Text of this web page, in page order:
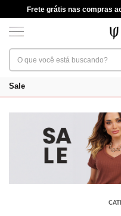
Frete grátis nas compras
Sale